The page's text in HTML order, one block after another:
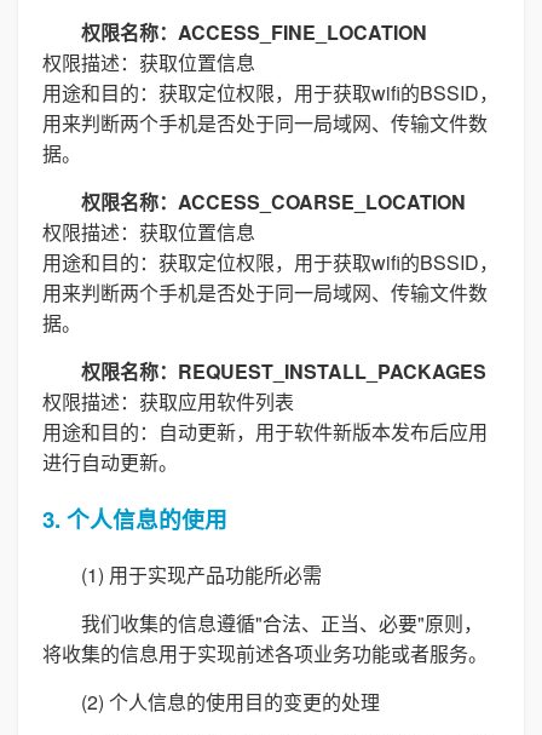
权限名称：ACCESS_FINE_LOCATION
权限描述：获取位置信息
用途和目的：获取定位权限，用于获取wifi的BSSID，
用来判断两个手机是否处于同一局域网、传输文件数
据。
权限名称：ACCESS_COARSE_LOCATION
权限描述：获取位置信息
用途和目的：获取定位权限，用于获取wifi的BSSID，
用来判断两个手机是否处于同一局域网、传输文件数
据。
权限名称：REQUEST_INSTALL_PACKAGES
权限描述：获取应用软件列表
用途和目的：自动更新，用于软件新版本发布后应用
进行自动更新。
3. 个人信息的使用
(1) 用于实现产品功能所必需
我们收集的信息遵循"合法、正当、必要"原则，
将收集的信息用于实现前述各项业务功能或者服务。
(2) 个人信息的使用目的变更的处理